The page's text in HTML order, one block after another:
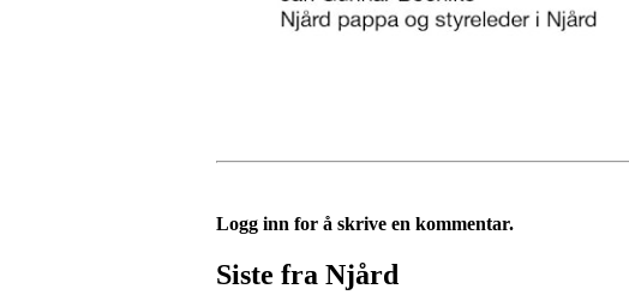
Logg inn for å skrive en kommentar.
Siste fra Njård